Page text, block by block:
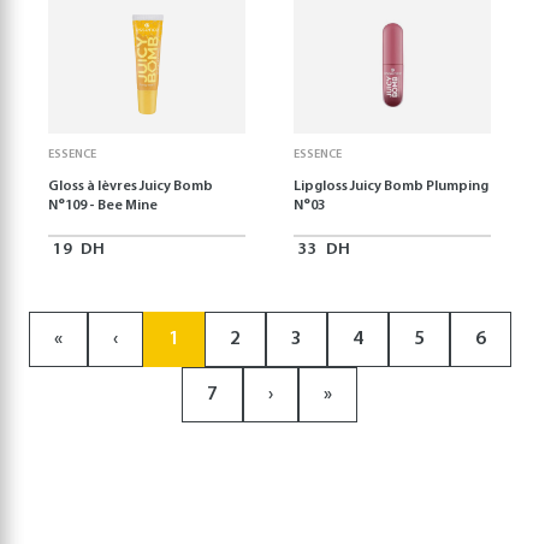
ESSENCE
Gloss à lèvres Juicy Bomb
N°109 - Bee Mine
19 DH
ESSENCE
Lipgloss Juicy Bomb Plumping
N°03
33 DH
« ‹ 1 2 3 4 5 6
7 › »